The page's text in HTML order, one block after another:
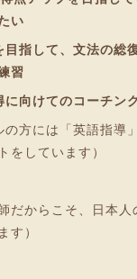
い
指して、文法の総
習
向けてのコーチン
方には「英語指導
をしています）
からこそ、日本人
す）